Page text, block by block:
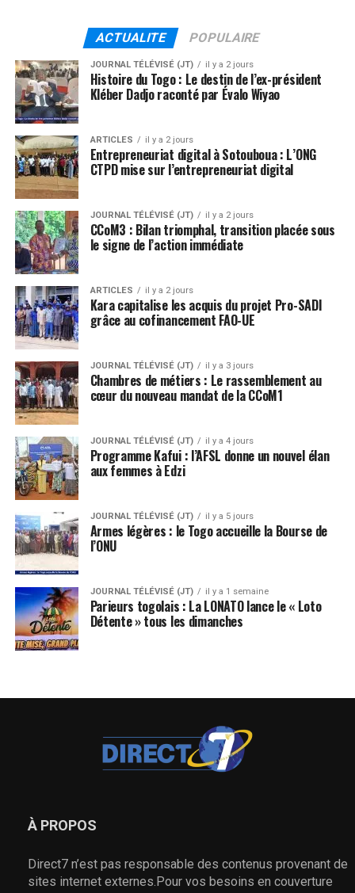
ACTUALITE POPULAIRE
JOURNAL TÉLÉVISÉ (JT) il y a 2 jours
Histoire du Togo : Le destin de l’ex-président
Kléber Dadjo raconté par Évalo Wiyao
ARTICLES il y a 2 jours
Entrepreneuriat digital à Sotouboua : L’ONG
CTPD mise sur l’entrepreneuriat digital
JOURNAL TÉLÉVISÉ (JT) il y a 2 jours
CCoM3 : Bilan triomphal, transition placée sous
le signe de l’action immédiate
ARTICLES il y a 2 jours
Kara capitalise les acquis du projet Pro-SADI
grâce au cofinancement FAO-UE
JOURNAL TÉLÉVISÉ (JT) il y a 3 jours
Chambres de métiers : Le rassemblement au
cœur du nouveau mandat de la CCoM1
JOURNAL TÉLÉVISÉ (JT) il y a 4 jours
Programme Kafui : l’AFSL donne un nouvel élan
aux femmes à Edzi
JOURNAL TÉLÉVISÉ (JT) il y a 5 jours
Armes légères : le Togo accueille la Bourse de
l’ONU
JOURNAL TÉLÉVISÉ (JT) il y a 1 semaine
Parieurs togolais : La LONATO lance le « Loto
Détente » tous les dimanches
À PROPOS
Direct7 n’est pas responsable des contenus provenant de
sites internet externes.Pour vos besoins en couverture